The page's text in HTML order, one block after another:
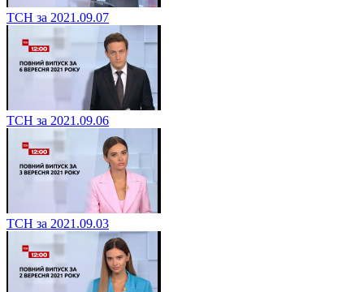
ТСН за 2021.09.07
ТСН за 2021.09.06
ТСН за 2021.09.03